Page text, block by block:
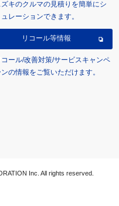
ズキのクルマの見積りを簡単にシ
ュレーションできます。
リコール等情報
コール/改善対策/サービスキャンペ
ンの情報をご覧いただけます。
Inc. All rights reserved.